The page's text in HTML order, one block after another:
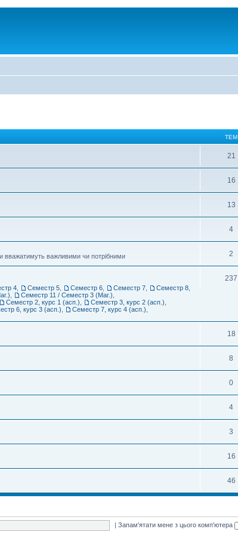
ТЕМ
21
16
13
4
вважатимуть важливими чи потрібними 2
4 Семестр 5 Семестр 6 Семестр 7 Семестр 8
Семестр 11 / Семестр 3 (Маг.)
Семестр 2, курс 1 (асп.) Семестр 3, курс 2 (асп.)
6, курс 3 (асп.) Семестр 7, курс 4 (асп.)
237
18
8
0
4
3
16
46
|Запам'ятати мене з цього комп'ютера